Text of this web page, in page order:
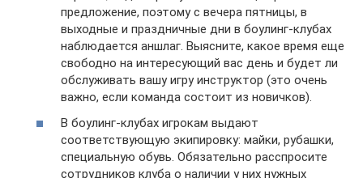
предложение, поэтому с вечера пятницы, в
выходные и праздничные дни в боулинг-клубах
наблюдается аншлаг. Выясните, какое время еще
свободно на интересующий вас день и будет ли
обслуживать вашу игру инструктор (это очень
важно, если команда состоит из новичков).
В боулинг-клубах игрокам выдают
соответствующую экипировку: майки, рубашки,
специальную обувь. Обязательно расспросите
сотрудников клуба о наличии у них нужных